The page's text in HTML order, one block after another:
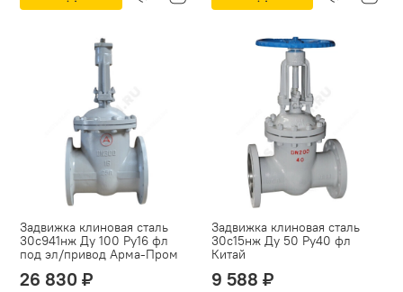
Задвижка клиновая сталь
30с941нж Ду 100 Ру16 фл
под эл/привод Арма-Пром
26 830 ₽
Задвижка клиновая сталь
30с15нж Ду 50 Ру40 фл
Китай
9 588 ₽